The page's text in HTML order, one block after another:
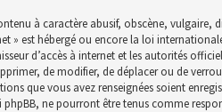
à caractère abusif, obscène,
» est hébergé ou encore la loi
d’accès à internet et les autorités
de modifier, de déplacer ou de
que vous avez renseignées soient
phpBB, ne pourront être tenus comme